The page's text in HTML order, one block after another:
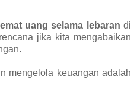
uang selama lebaran di
jika kita mengabaikan
mengelola keuangan adalah